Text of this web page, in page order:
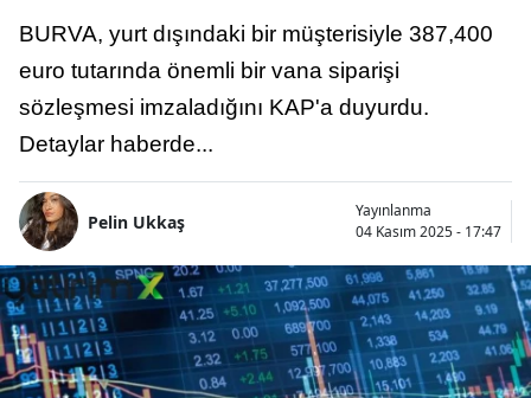
BURVA, yurt dışındaki bir müşterisiyle 387,400
euro tutarında önemli bir vana siparişi
sözleşmesi imzaladığını KAP'a duyurdu.
Detaylar haberde...
Pelin Ukkaş
Yayınlanma
04 Kasım 2025 - 17:47